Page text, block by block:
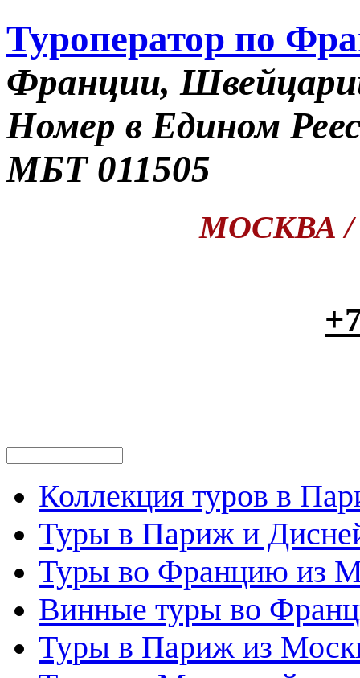
Туроператор по
Франции,
Номер в Едином
МБТ 011505
МОСКВА /
Коллекция туров в
Туры в Париж и
Туры во Францию из
Винные туры во
Туры в Париж из